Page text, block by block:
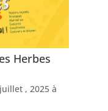
Herbes
, 2025 à